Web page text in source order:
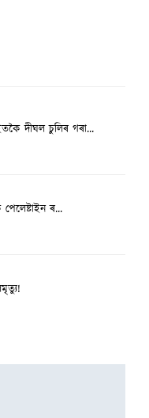
দীঘল চুলিৰ গৰা...
পেলেষ্টাইন ৰ...
বিমানৰ...